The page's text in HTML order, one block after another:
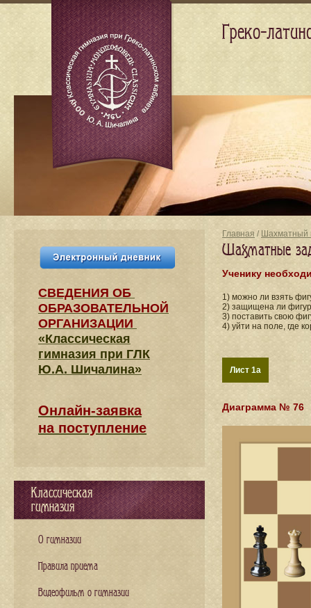
Главная / Шахматный
Шахматные
Ученику
1) можно ли взять
2) защищена ли
3) поставить свою
4) уйти на поле, где
Лист 1a
Диаграмма № 76
СВЕДЕНИЯ​ ОБ
ОБРАЗОВАТЕЛЬНОЙ
ОРГАНИЗАЦИИ
«Классическая
гимназия при ГЛК
Ю.А. Шичалина»
Онлайн-заявка
на поступление
Классическая
гимназия
О гимназии
Правила приема
Видеофильм о гимназии
Греко-